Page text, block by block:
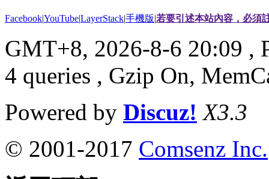
Facebook|YouTube|LayerStack|手機版|若要引述本站內容，必須
GMT+8, 2026-8-6 20:09 ,
4 queries , Gzip On,
Powered by Discuz! X3.3
© 2001-2017 Comsenz Inc.